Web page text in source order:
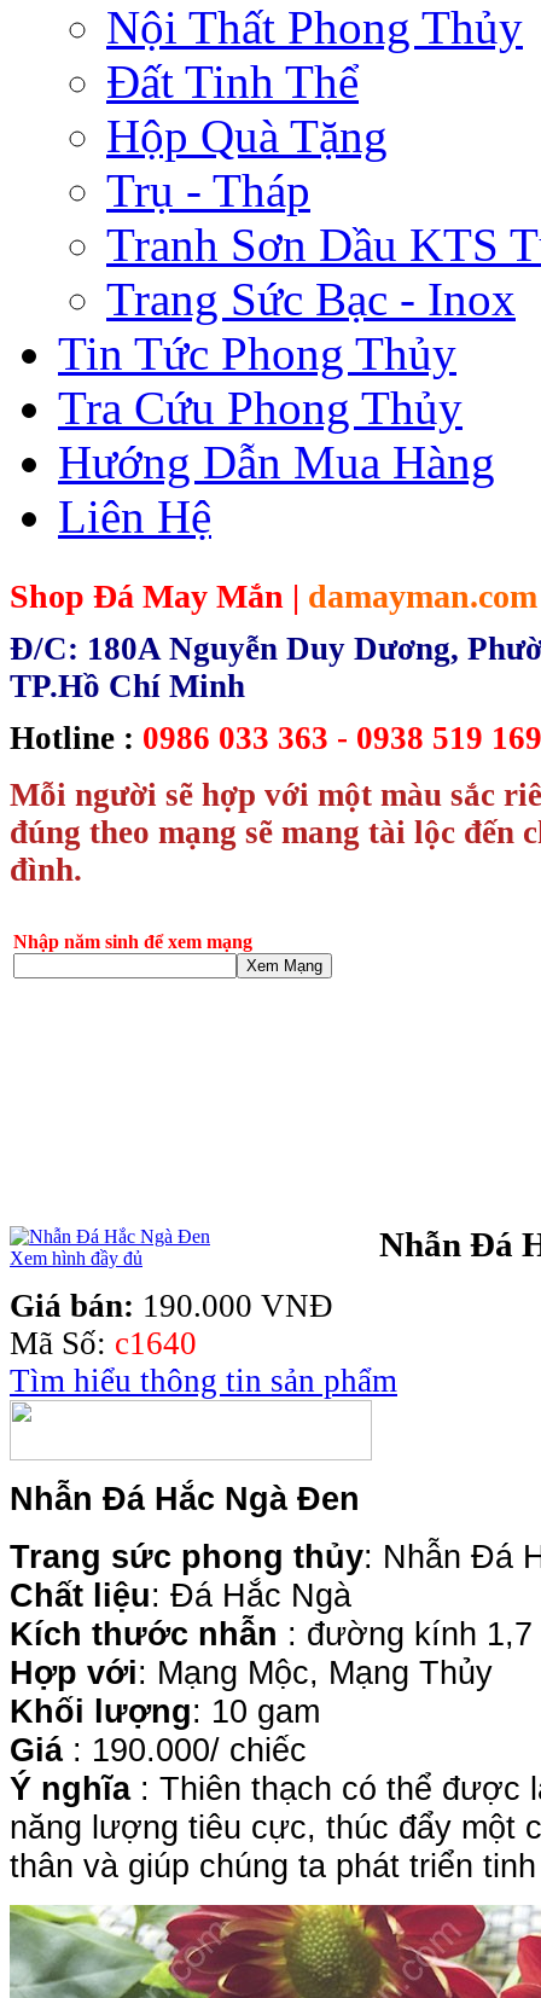
Nội Thất Phong Thủy
Đất Tinh Thể
Hộp Quà Tặng
Trụ - Tháp
Tranh Sơn Dầu KTS
Trang Sức Bạc - Inox
Tin Tức Phong Thủy
Tra Cứu Phong Thủy
Hướng Dẫn Mua Hàng
Liên Hệ
Shop Đá May Mắn | damayman.com
Đ/C: 180A Nguyễn Duy Dương,
TP.Hồ Chí Minh
Hotline : 0986 033 363 - 0938 519
Mỗi người sẽ hợp với một màu sắc
đúng theo mạng sẽ mang tài lộc đến
đình.
Nhập năm sinh để xem mạng
Xem Mạng
Xem hình đầy đủ Nhẫn Đá
Giá bán: 190.000 VNĐ
Mã Số: c1640
Tìm hiểu thông tin sản phẩm
Nhẫn Đá Hắc Ngà Đen
Trang sức phong thủy: Nhẫn Đá
Chất liệu: Đá Hắc Ngà
Kích thước nhẫn : đường kính 1,7
Hợp với: Mạng Mộc, Mạng Thủy
Khối lượng: 10 gam
Giá : 190.000/ chiếc
Ý nghĩa: Thiên thạch có thể được
năng lượng tiêu cực, thúc đẩy một
thân và giúp chúng ta phát triển